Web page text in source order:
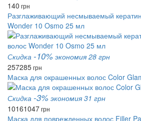
140 грн
Разглаживающий несмываемый
Wonder 10 Osmo 25 мл
Скидка -10% экономия 28 грн
257285грн
Маска для окрашенных волос Color
Скидка -3% экономия 31 грн
10161047грн
Маска для поврежденных волос Filler